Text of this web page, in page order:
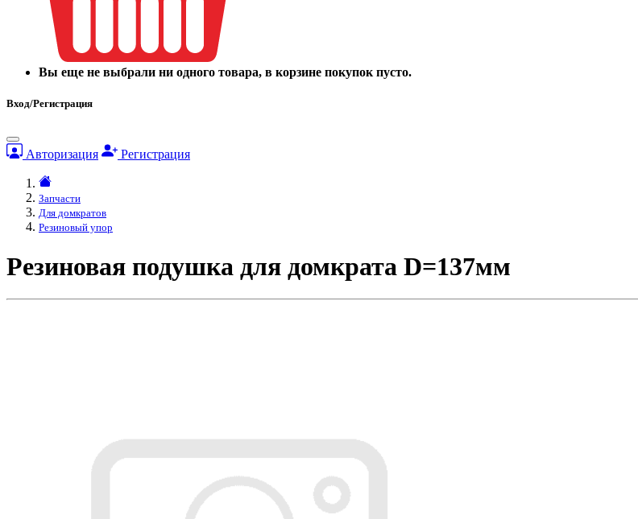
Вы еще не выбрали ни одного товара, в корзине покупок пусто.
Вход/Регистрация
Авторизация Регистрация
Запчасти
Для домкратов
Резиновый упор
Резиновая подушка для домкрата D=137мм